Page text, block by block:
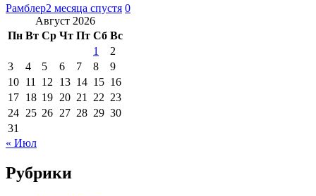
Рамблер2 месяца спустя 0
Август 2026
Пн Вт Ср Чт Пт Сб Вс
1
2
3
4 5 6 7 8
9
10 11 12 13 14 15 16
17 18 19 20 21 22 23
24 25 26 27 28 29 30
31
« Июл
Рубрики